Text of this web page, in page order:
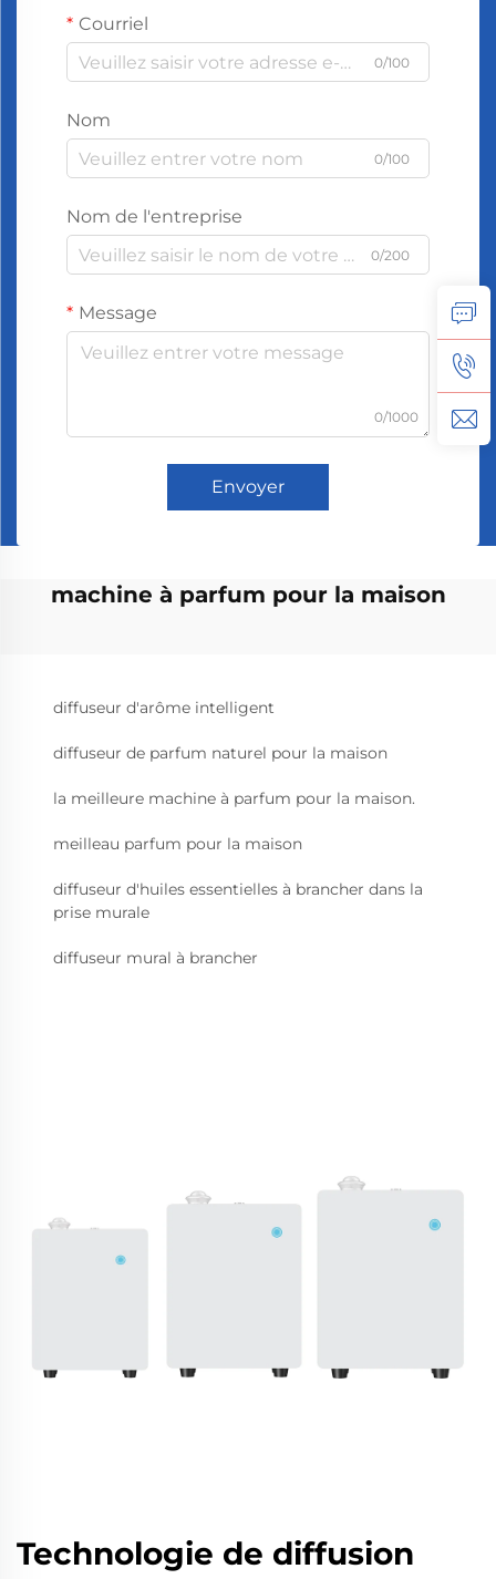
Courriel
0/100
Nom
0/100
Nom de l'entreprise
0/200
Message
0/1000
Envoyer
machine à parfum pour la maison
diffuseur d'arôme intelligent
diffuseur de parfum naturel pour la maison
la meilleure machine à parfum pour la maison.
meilleau parfum pour la maison
diffuseur d'huiles essentielles à brancher dans la
prise murale
diffuseur mural à brancher
Technologie de diffusion